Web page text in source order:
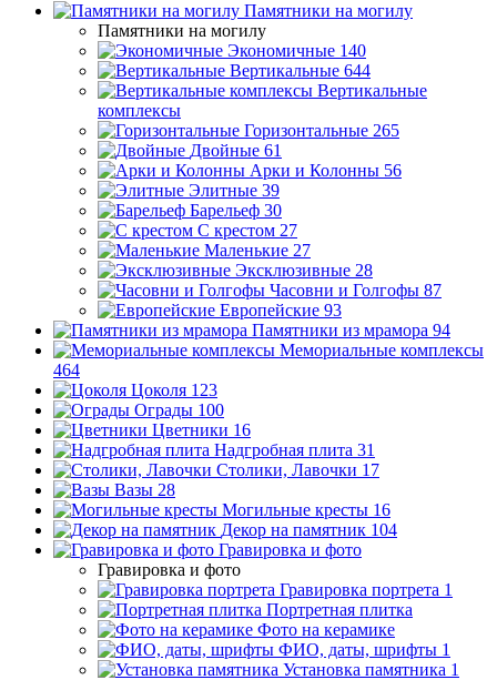
Памятники на могилу
Памятники на могилу
Экономичные 140
Вертикальные 644
Вертикальные
комплексы
Горизонтальные 265
Двойные 61
Арки и Колонны 56
Элитные 39
Барельеф 30
С крестом 27
Маленькие 27
Эксклюзивные 28
Часовни и Голгофы 87
Европейские 93
Памятники из мрамора 94
Мемориальные комплексы
464
Цоколя 123
Ограды 100
Цветники 16
Надгробная плита 31
Столики, Лавочки 17
Вазы 28
Могильные кресты 16
Декор на памятник 104
Гравировка и фото
Гравировка и фото
Гравировка портрета 1
Портретная плитка
Фото на керамике
ФИО, даты, шрифты 1
Установка памятника 1